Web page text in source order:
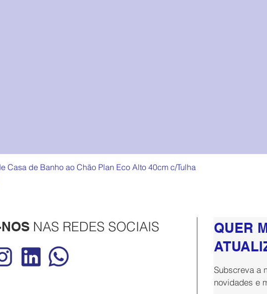
Visualização rápida
Casa de Banho ao Chão Plan Eco Alto 40cm c/Tulha
NAS REDES SOCIAIS
QUER
Subscreva a
novidades e